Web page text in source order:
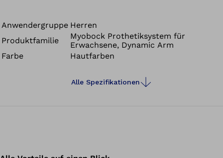
Silikon durch funktionelles Greifen und ein
langanhaltendes ästhetisches Erscheinungsbild aus.
Denn im Vergleich zu PVC-Handschuhen, lassen sich
alltägliche Verschmutzungen in der Regel leicht mit
Anwendergruppe Herren
Produktfamilie
Myobock Prothetiksystem für
Erwachsene, Dynamic Arm
Farbe
Hautfarben
Alle Spezifikationen